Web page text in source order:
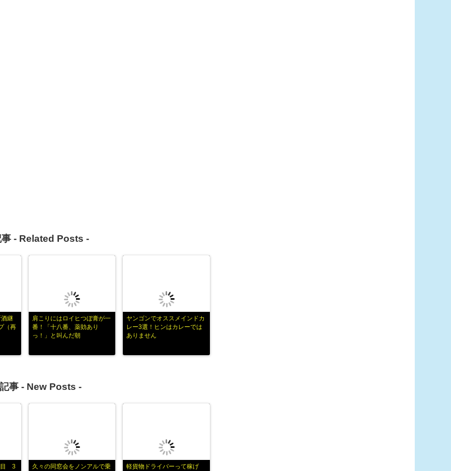
- Related Posts -
継
（再
肩こりにはロイヒつぼ膏が一
番！「十八番、薬効あり
っ！」と叫んだ朝
ヤンゴンでオススメインドカ
レー3選！ヒンはカレーでは
ありません
事 - New Posts -
目 3
久々の同窓会をノンアルで乗
軽貨物ドライバーって稼げ